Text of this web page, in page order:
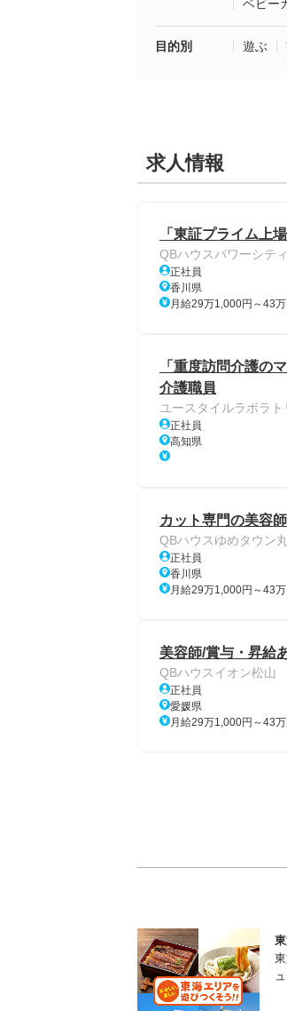
ベビー
目的別 遊ぶ
求人情報
「東証プライム上
QBハウスパワーシテ
正社員
香川県
月給29万1,000円～43万
「重度訪問介護の
介護職員
ユースタイルラボラ
正社員
高知県
カット専門の美容
QBハウスゆめタウン
正社員
香川県
月給29万1,000円～43万
美容師/賞与・昇給
QBハウスイオン松山
正社員
愛媛県
月給29万1,000円～43万